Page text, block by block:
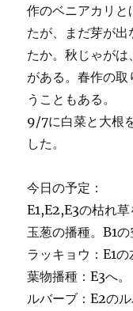
作のベニアカリ
たが、まだ芽が
たか。秋じゃがは
がある。春作の取
うこともある。
9/7に白菜と大根
した。
今日の予定：
E1,E2,E3の枯れ
玉葱の播種。B1
ラッキョウ：E1の
葉物播種：E3へ。
ルバーブ：E2のル